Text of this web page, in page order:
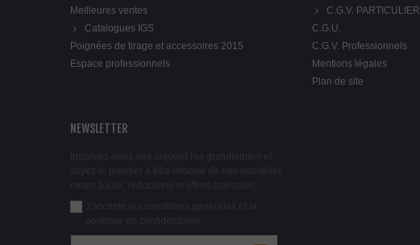
Meilleures ventes
Catalogues IGS
Poignées de tirage et accessoires 2015
Espace professionnels
C.G.V. PARTICULIER
C.G.U.
C.G.V. Professionnels
Mentions légales
Plan de site
NEWSLETTER
Inscrivez-vous dès aujourd’hui gratuitement et
soyez le premier à être informé de nos nouvelles
mises à jour, réductions et offres spéciales.
J'accepte les conditions générales et la
politique de confidentialité